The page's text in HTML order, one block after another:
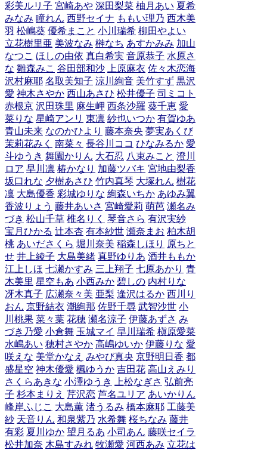
彩美ルリ子 宮崎あや 深田梨菜 柚月あい 夏希
みなみ 瞳れん 西野セイナ ももい理乃 西木美
羽 松嶋葵 優希まこと 小川瑞希 柳田やよい
立花樹里亜 美波なみ 榊なち あすかみみ 加山
なつこ ほしの由依 真白希実 音原恭子 水原さ
な 雛森みこ 谷田部和沙 上原麻衣 佐々木恋海
沢村麻耶 名取美知子 涼川絢音 美竹すず 黒沢
愛 神木さやか 西山あさひ 松井優子 司ミコト
赤根京 沢田珠里 麻生岬 西条沙羅 葵千恵 愛
菜りな 星崎アンリ 東凛 紗也いつか 有賀ゆあ
青山未来 なのかひより 藤本奈央 夢実あくび
茉莉花みく 南菜々 長谷川ココ ひなみるか 愛
斗ゆうき 舞園かりん 大石忍 八束みこと 澄川
ロア 早川凛 椿かなり 加藤ツバキ 宮地由梨香
坂口れな 夕樹あさひ 竹内真琴 大塚れん 樹花
凜 大島優香 彩城ゆりな 絢森いちか あゆみ翼
香波りょう 藤井あいさ 宮崎愛莉 萌芭 瀬名み
づき 松山千草 椎名りく 琴音さら 有沢実紗
宝月ひかる 辻本杏 有本紗世 瀬奈まお 柏木胡
桃 あいださくら 堀川奈美 稲森しほり 原ちと
せ 井上綾子 大島美緒 真野ゆりあ 酒井ももか
江上しほ 七瀬かすみ 三上翔子 七原あかり 青
木美里 星空もあ 小西みか 碧しの 内村りな
冴木真子 広瀬奈々美 亜梨 逢沢はるか 西川り
おん 京野結衣 潮絢那 佐野千尋 武智沙世 小
川桃果 菜々葉 花穂 瀬名涼子 伊藤あずさ み
づき乃愛 小倉舞 玉城マイ 早川瑞希 槇原愛菜
水嶋あい 穂村さやか 高嶋ゆいか 伊藤りな 愛
咲えな 美堂かなえ みやび真央 京野明日香 都
盛星空 神木優愛 楓ゆうか 吉田花 高山えみり
さくらあきな 小澤ゆうき 上松なぎさ 弘前亮
子 杉本まりえ 芹沢恋 芦名ユリア あいかりん
峰岸ふじこ 大島薫 渚うるみ 橋本麻耶 工藤美
紗 天音りん 和泉紫乃 水希舞 桜ちなみ 藤井
有彩 夏川ゆか 望月るあ 小司あん 藤咲セイラ
松井加奈 木島すみれ 牧瀬愛 河西あみ 立花は